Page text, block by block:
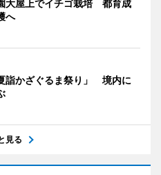
大屋上でイチゴ栽培 都育成
へ
詣かざぐるま祭り」 境内に
見る